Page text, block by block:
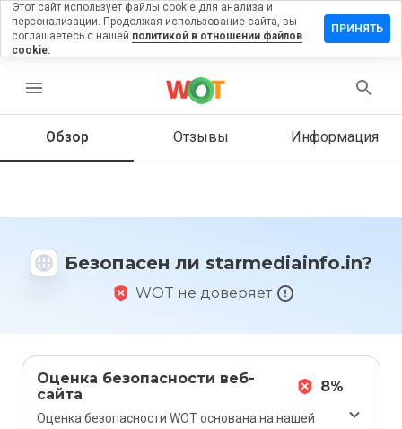
menu
Обзор Отзывы Информация
Безопасен ли starmediainfo.in?
WOT не доверяет
Оценка безопасности веб-
сайта
8%
Оценка безопасности WOT основана на нашей
на
Как бы
этот
1 до 5?
Этот сайт использует файлы cookie для анализа и
персонализации. Продолжая использование сайта, вы
соглашаетесь с нашей политикой в отношении файлов
cookie.
ПРИНЯТЬ